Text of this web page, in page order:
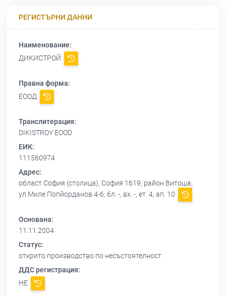
РЕГИСТЪРНИ ДАННИ
Наименование:
ДИКИСТРОЙ
Правна форма:
ЕООД
Транслитерация:
DIKISTROY EOOD
ЕИК:
111560974
Адрес:
област София (столица), София 1619, район Витоша,
ул.Миле Попйорданов 4-6, бл. -, вх. -, ет. 4, ап. 10
Основана:
11.11.2004
Статус:
открито производство по несъстоятелност
ДДС регистрация:
НЕ